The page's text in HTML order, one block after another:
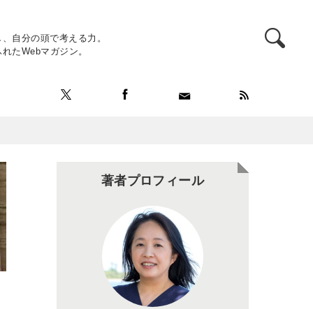
自分の頭で考える力。
たWebマガジン。
著者プロフィール